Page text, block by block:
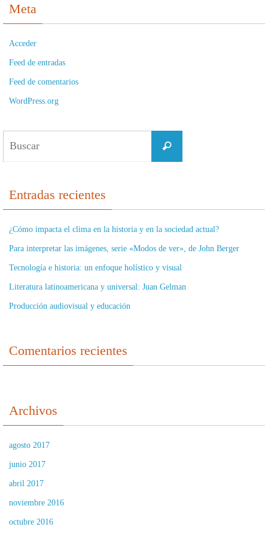
Meta
Acceder
Feed de entradas
Feed de comentarios
WordPress.org
Buscar
Entradas recientes
¿Cómo impacta el clima en la historia y en la sociedad actual?
Para interpretar las imágenes, serie «Modos de ver», de John Berger
Tecnología e historia: un enfoque holístico y visual
Literatura latinoamericana y universal: Juan Gelman
Producción audiovisual y educación
Comentarios recientes
Archivos
agosto 2017
junio 2017
abril 2017
noviembre 2016
octubre 2016